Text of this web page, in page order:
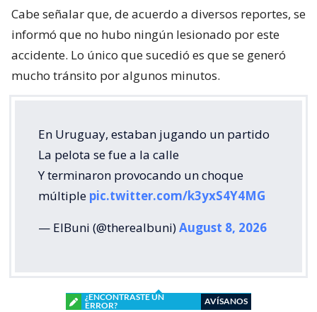
Cabe señalar que, de acuerdo a diversos reportes, se
informó que no hubo ningún lesionado por este
accidente. Lo único que sucedió es que se generó
mucho tránsito por algunos minutos.
En Uruguay, estaban jugando un partido
La pelota se fue a la calle
Y terminaron provocando un choque
múltiple pic.twitter.com/k3yxS4Y4MG
— ElBuni (@therealbuni)August 8, 2026
¿ENCONTRASTE UN
ERROR?
AVÍSANOS